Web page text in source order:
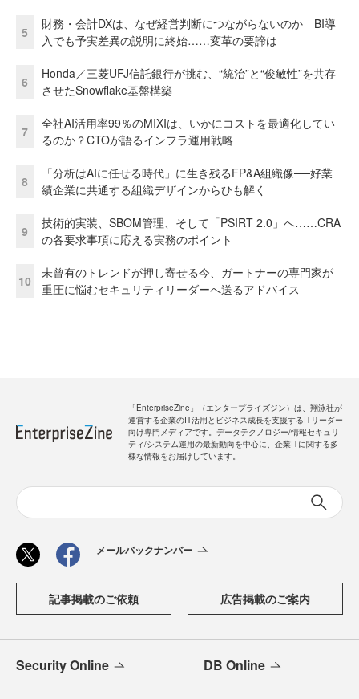
5
財務・会計DXは、なぜ経営判断につながらないのか BI導
入でも予実差異の説明に終始……変革の要諦は
6
Honda／三菱UFJ信託銀行が挑む、“統治”と“俊敏性”を共存
させたSnowflake基盤構築
7
全社AI活用率99％のMIXIは、いかにコストを最適化してい
るのか？CTOが語るインフラ運用戦略
8
「分析はAIに任せる時代」に生き残るFP&A組織像──好業
績企業に共通する組織デザインからひも解く
9
技術的実装、SBOM管理、そして「PSIRT 2.0」へ……CRA
の各要求事項に応える実務のポイント
10
未曾有のトレンドが押し寄せる今、ガートナーの専門家が
重圧に悩むセキュリティリーダーへ送るアドバイス
「EnterpriseZine」（エンタープライズジン）は、翔泳社が
運営する企業のIT活用とビジネス成長を支援するITリーダー
向け専門メディアです。データテクノロジー/情報セキュリ
ティ/システム運用の最新動向を中心に、企業ITに関する多
様な情報をお届けしています。
メールバックナンバー
記事掲載のご依頼 広告掲載のご案内
Security Online DB Online